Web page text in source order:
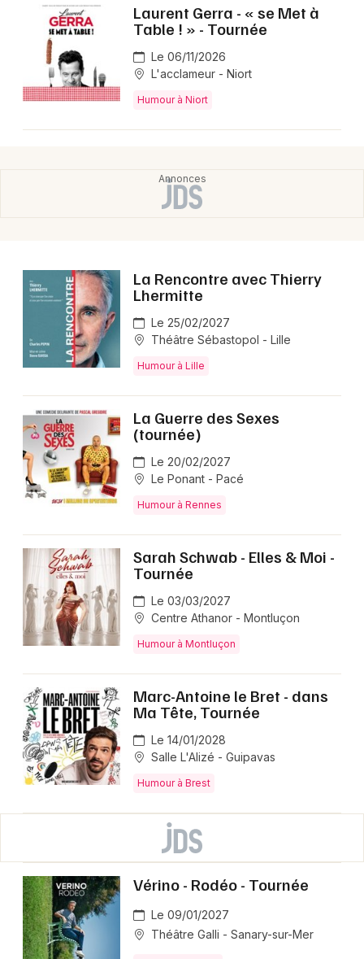
Laurent Gerra - « se Met à
Table ! » - Tournée
Le 06/11/2026
L'acclameur - Niort
Humour à Niort
La Rencontre avec Thierry
Lhermitte
Le 25/02/2027
Théâtre Sébastopol - Lille
Humour à Lille
La Guerre des Sexes
(tournée)
Le 20/02/2027
Le Ponant - Pacé
Humour à Rennes
Sarah Schwab - Elles & Moi -
Tournée
Le 03/03/2027
Centre Athanor - Montluçon
Humour à Montluçon
Marc-Antoine le Bret - dans
Ma Tête, Tournée
Le 14/01/2028
Salle L'Alizé - Guipavas
Humour à Brest
Vérino - Rodéo - Tournée
Le 09/01/2027
Théâtre Galli - Sanary-sur-Mer